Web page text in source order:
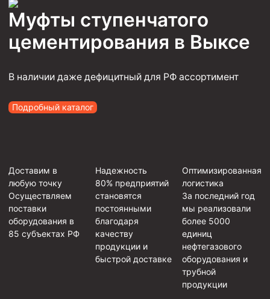
Муфты ступенчатого
цементирования в Выксе
В наличии даже дефицитный для РФ ассортимент
Подробный каталог
Доставим в
любую точку
Осуществляем
поставки
оборудования в
85 субъектах РФ
Надежность
80% предприятий
становятся
постоянными
благодаря
качеству
продукции и
быстрой доставке
Оптимизированная
логистика
За последний год
мы реализовали
более 5000
единиц
нефтегазового
оборудования и
трубной
продукции